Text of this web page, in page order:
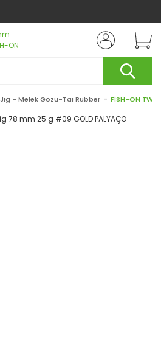
Jig - Melek Gözü-Tai Rubber FİSH-ON